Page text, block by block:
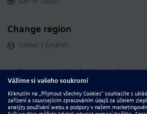
Change region
Global | English
Follow our global channels